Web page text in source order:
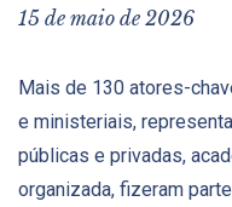
15 de maio de 2026
Mais de 130 atores-
e ministeriais,
públicas e privadas,
organizada, fizeram